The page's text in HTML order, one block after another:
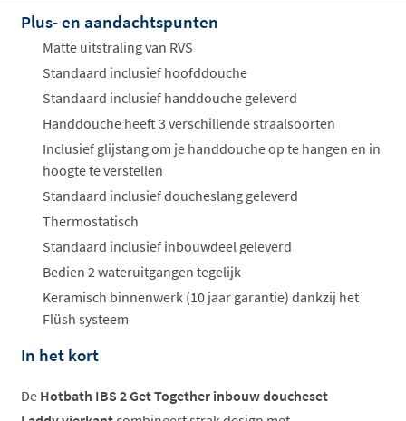
Offertes
ophalen...
Plus- en aandachtspunten
Matte uitstraling van RVS
Standaard inclusief hoofddouche
Standaard inclusief handdouche geleverd
Handdouche heeft 3 verschillende straalsoorten
Inclusief glijstang om je handdouche op te hangen en in
hoogte te verstellen
Standaard inclusief doucheslang geleverd
Thermostatisch
Standaard inclusief inbouwdeel geleverd
Bedien 2 wateruitgangen tegelijk
Keramisch binnenwerk (10 jaar garantie) dankzij het
Flüsh systeem
In het kort
De Hotbath IBS 2 Get Together inbouw doucheset